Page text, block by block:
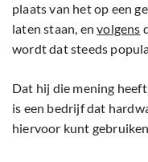
plaats van het op een
laten staan, envolgens
wordt dat steeds
Dat hij die mening
is een bedrijf dat
hiervoor kunt